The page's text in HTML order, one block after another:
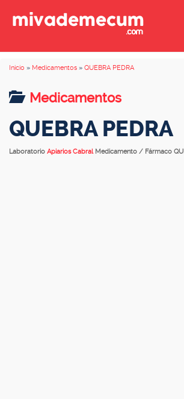
Inicio » Medicamentos » QUEBRA PEDRA
Medicamentos
QUEBRA PEDRA
Laboratorio Apiarios Cabral Medicamento / Fármaco